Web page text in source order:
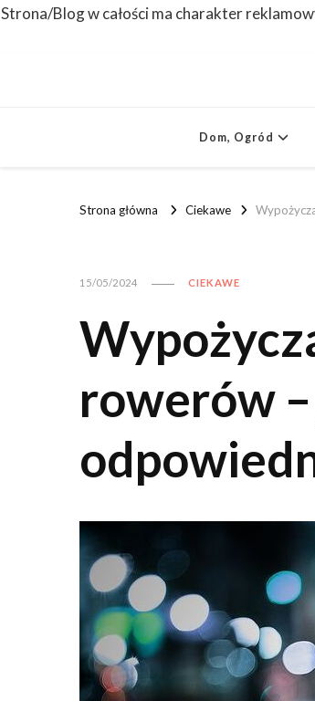
Strona/Blog w całości ma charakter
Dom, Ogród
Strona główna Ciekawe
15/05/2024 CIEKAWE
rowerów